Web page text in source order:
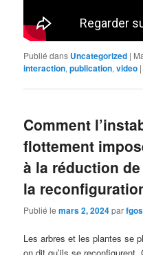
Publié dans Uncategorized |
interaction,publication,video |
Comment
flottement
à la réduction
la
Publié lemars 2, 2024par
Les arbres et les plantes se